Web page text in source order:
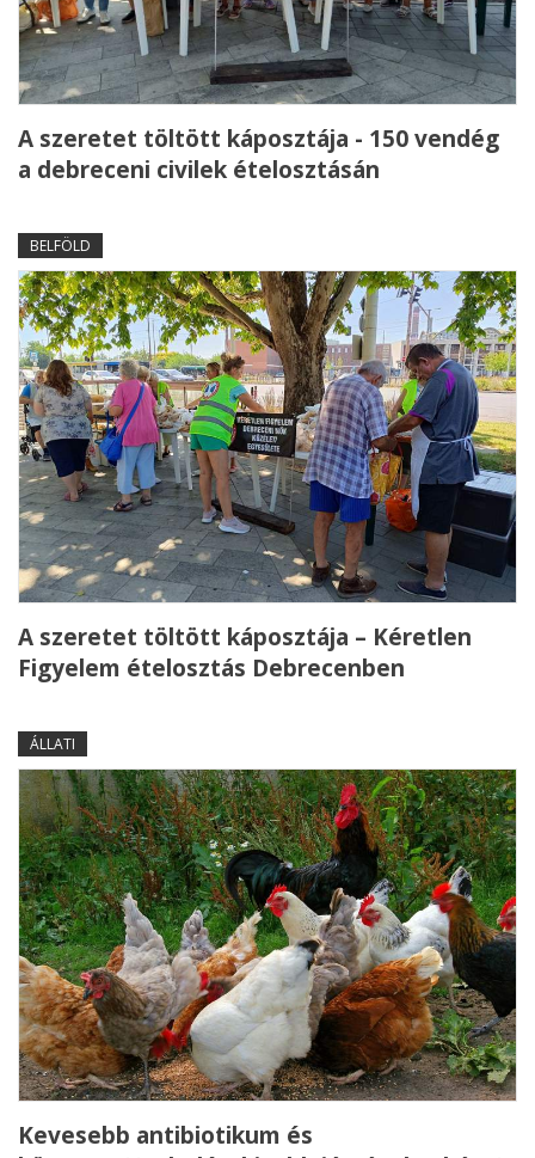
A szeretet töltött káposztája - 150 vendég
a debreceni civilek ételosztásán
BELFÖLD
A szeretet töltött káposztája – Kéretlen
Figyelem ételosztás Debrecenben
ÁLLATI
Kevesebb antibiotikum és